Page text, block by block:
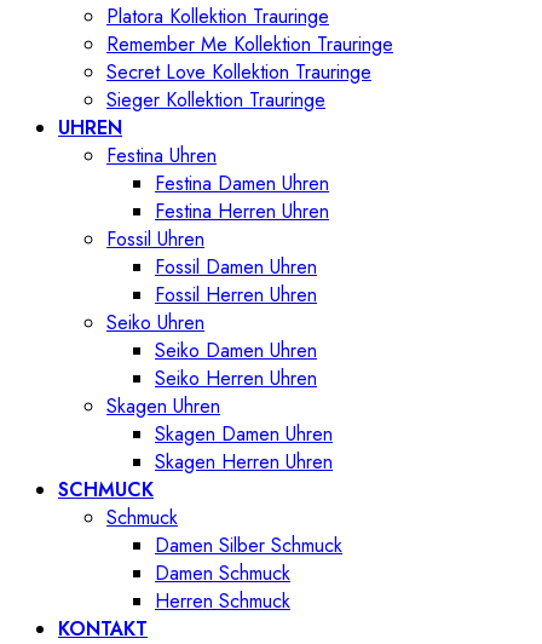
Platora Kollektion Trauringe
Remember Me Kollektion Trauringe
Secret Love Kollektion Trauringe
Sieger Kollektion Trauringe
UHREN
Festina Uhren
Festina Damen Uhren
Festina Herren Uhren
Fossil Uhren
Fossil Damen Uhren
Fossil Herren Uhren
Seiko Uhren
Seiko Damen Uhren
Seiko Herren Uhren
Skagen Uhren
Skagen Damen Uhren
Skagen Herren Uhren
SCHMUCK
Schmuck
Damen Silber Schmuck
Damen Schmuck
Herren Schmuck
KONTAKT